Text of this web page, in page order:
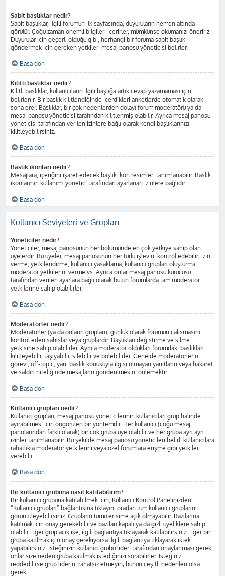
Sabit başlıklar nedir?
Sabit başlıklar, ilgili forumun ilk sayfasında, duyuruların hemen altında
görülür. Çoğu zaman önemli bilgileri içerirler, mümkünse okumanızı öneririz.
Duyurular için geçerli olduğu gibi, herhangi bir foruma sabit başlık
göndermek için gereken yetkileri mesaj panosu yöneticisi belirler.
Başa dön
Kilitli başlıklar nedir?
Kilitli başlıklar, kullanıcıların ilgili başlığa artık cevap yazamaması için
belirlenir. Bir başlık kilitlendiğinde içerdikleri anketlerde otomatik olarak
sona erer. Başlıklar, bir çok nedenlerden dolayı forum moderatörü ya da
mesaj panosu yöneticisi tarafından kilitlenmiş olabilir. Ayrıca mesaj panosu
yöneticisi tarafından verilen izinlere bağlı olarak kendi başlıklarınızı
kilitleyebilirsiniz.
Başa dön
Başlık ikonları nedir?
Mesajlara, içeriğini işaret edecek başlık ikon resimleri tanımlanabilir. Başlık
ikonlarının kullanımı yönetici tarafından ayarlanan izinlere bağlıdır.
Başa dön
Kullanıcı Seviyeleri ve Grupları
Yöneticiler nedir?
Yöneticiler, mesaj panosunun her bölümünde en çok yetkiye sahip olan
üyelerdir. Bu üyeler, mesaj panosunun her türlü işlevini kontrol edebilir: izin
verme, yetkilendirme, kullanıcı yasaklama, kullanıcı grupları oluşturma,
moderatör yetkilerini verme vs. Ayrıca onlar mesaj panosu kurucusu
tarafından verilen ayarlara bağlı olarak bütün forumlarda tam moderatör
yetkilerine sahip olabilirler.
Başa dön
Moderatörler nedir?
Moderatörler (ya da onların grupları), günlük olarak forumun çalışmasını
kontrol eden şahıslar veya gruplardır. Başlıkları değiştirme ve silme
yetkisine sahip olabilirler. Ayrıca moderatör oldukları forumdaki başlıkları
kilitleyebilir, taşıyabilir, silebilir ve bölebilirler. Genelde moderatörlerin
görevi, off-topic, yani başlık konusuyla ilgisi olmayan yanıtların veya hakaret
ve saldırı niteliğinde mesajların gönderilmesini önlemektir.
Başa dön
Kullanıcı grupları nedir?
Kullanıcı grupları, mesaj panosu yöneticilerinin kullanıcıları grup halinde
ayırabilmesi için öngörülen bir yöntemdir. Her kullanıcı (çoğu mesaj
panolarından farklı olarak) bir çok gruba üye olabilir ve her gruba ayrı ayrı
izinler tanımlanabilir. Bu şekilde mesaj panosu yöneticileri belirli kullanıcılara
rahatlıkla moderatör yetkilerini veya özel forumlara erişme gibi yetkiler
verebilir.
Başa dön
Bir kullanıcı grubuna nasıl katılabilirim?
Bir kullanıcı grubuna katılabilmek için, Kullanıcı Kontrol Panelinizden
“Kullanıcı grupları” bağlantısına tıklayın; oradan tüm kullanıcı gruplarını
görüntüleyebilirsiniz. Grupların tümü erişime açık olmayabilir. Bazılarına
katılmak için onay gerekebilir ve bazıları kapalı ya da gizli üyeliklere sahip
olabilir. Eğer grup açık ise, ilgili bağlantıya tıklayarak katılabilirsiniz. Eğer bir
gruba katılmak için onay gerekiyorsa ilgili bağlantıya tıklayarak istek
yapabilirsiniz. İsteğinizin kullanıcı grubu lideri tarafından onaylanması gerek,
onlar size neden gruba katılmak istediğinizi sorabilirler. İsteğiniz
reddedilirse grup liderini rahatsız etmeyin; bunun çeşitli nedenleri olsa
gerek.